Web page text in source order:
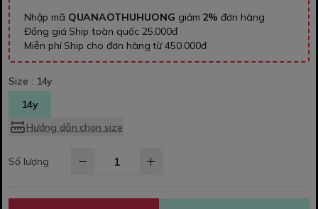
Nhập mã QUANAOTHUHUONG giảm 2% đơn hàng
Đồng giá Ship toàn quốc 25.000đ
Miễn phí Ship cho đơn hàng từ 450.000đ
Size : 14y
14y
Hướng dẫn chọn size
Số lượng